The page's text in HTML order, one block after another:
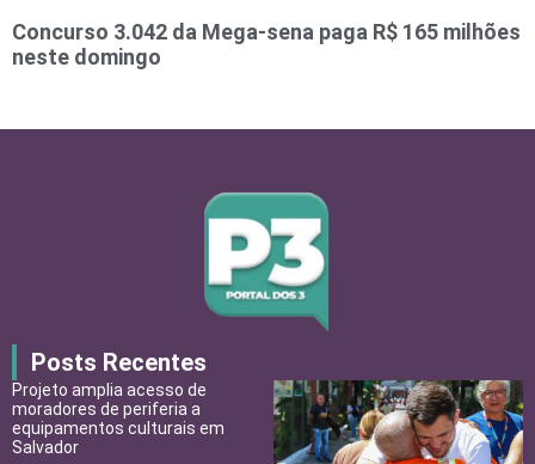
Concurso 3.042 da Mega-sena paga R$ 165 milhões
neste domingo
Posts Recentes
Projeto amplia acesso de
moradores de periferia a
equipamentos culturais em
Salvador